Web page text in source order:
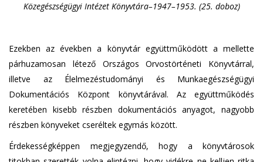
Közegészségügyi Intézet Könyvtára–1947–1953. (25. doboz)
Ezekben az években a könyvtár együttműködött a mellette
párhuzamosan létező Országos Orvostörténeti Könyvtárral,
illetve az Élelmezéstudományi és Munkaegészségügyi
Dokumentációs Központ könyvtárával. Az együttműködés
keretében kisebb részben dokumentációs anyagot, nagyobb
részben könyveket cseréltek egymás között.
Érdekességképpen megjegyzendő, hogy a könyvtárosok